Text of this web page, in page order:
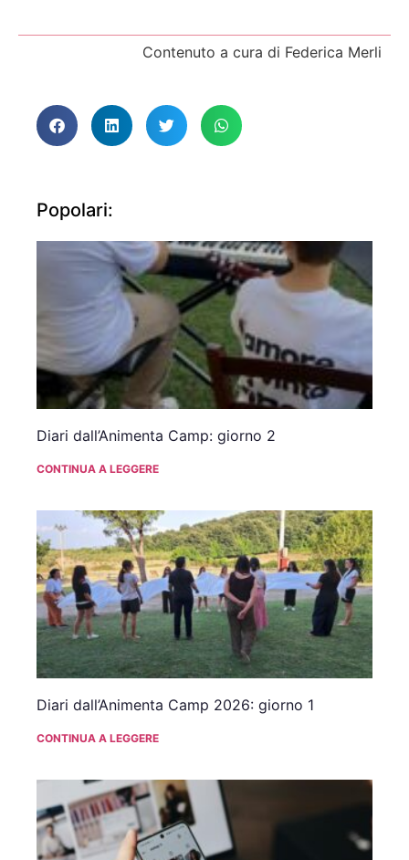
Contenuto a cura di Federica Merli
Popolari:
Diari dall’Animenta Camp: giorno 2
CONTINUA A LEGGERE
Diari dall’Animenta Camp 2026: giorno 1
CONTINUA A LEGGERE